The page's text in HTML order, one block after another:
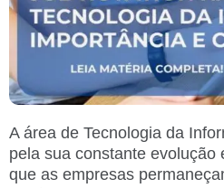
A área de Tecnologia da
pela sua constante evolução
que as empresas